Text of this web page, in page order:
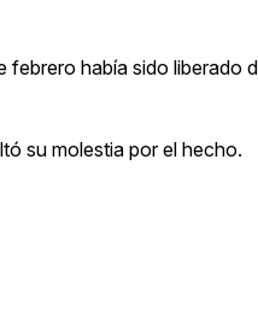
febrero había sido
su molestia por el hecho.